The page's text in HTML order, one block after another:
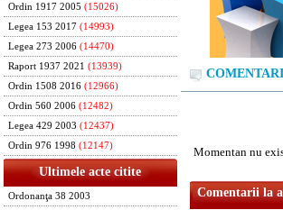
Ordin 1917 2005 (15026)
Legea 153 2017 (14993)
Legea 273 2006 (14470)
Raport 1937 2021 (13939)
Ordin 1508 2016 (12966)
Ordin 560 2006 (12482)
Legea 429 2003 (12437)
Ordin 976 1998 (12147)
Ultimele acte citite
Ordonanţa 38 2003
Momentan nu
Comentarii la